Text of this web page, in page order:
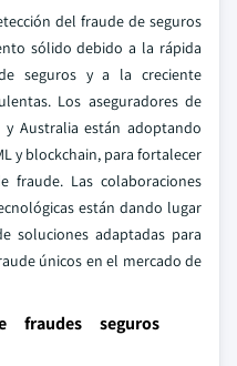
del fraude de seguros
sólido debido a la rápida
seguros y a la creciente
Los aseguradores de
Australia están adoptando
y blockchain, para fortalecer
fraude. Las colaboraciones
están dando lugar
soluciones adaptadas para
únicos en el mercado de
fraudes seguros